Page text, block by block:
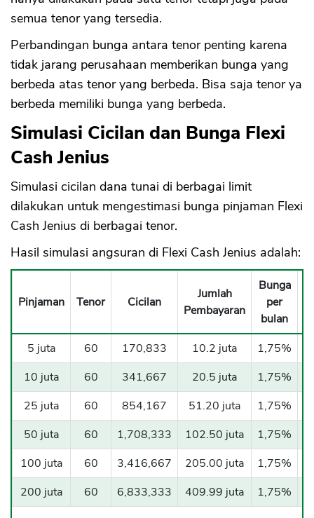
semua tenor yang tersedia.
Perbandingan bunga antara tenor penting karena
tidak jarang perusahaan memberikan bunga yang
berbeda atas tenor yang berbeda. Bisa saja tenor ya
berbeda memiliki bunga yang berbeda.
Simulasi Cicilan dan Bunga Flexi
Cash Jenius
Simulasi cicilan dana tunai di berbagai limit
dilakukan untuk mengestimasi bunga pinjaman Flexi
Cash Jenius di berbagai tenor.
Hasil simulasi angsuran di Flexi Cash Jenius adalah:
Pinjaman Tenor Cicilan
Jumlah
Pembayaran
Bunga
per
bulan
5 juta 60 170,833 10.2 juta 1,75%
10 juta
60 341,667 20.5 juta 1,75%
25 juta
60 854,167 51.20 juta 1,75%
50 juta
60 1,708,333 102.50 juta 1,75%
100 juta
60 3,416,667 205.00 juta 1,75%
200 juta
60 6,833,333 409.99 juta 1,75%